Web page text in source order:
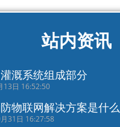
站内资讯
溉系统组成部分
13日 16:52:50
物联网解决方案是什么
31日 16:27:58